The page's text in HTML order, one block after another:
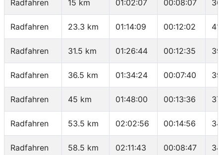
Radfahren 15 km 01:02:07 00:08:07
Radfahren 23.3 km 01:14:09 00:12:02
Radfahren 31.5 km 01:26:44 00:12:35
Radfahren 36.5 km 01:34:24 00:07:40
Radfahren 45 km 01:48:00 00:13:36
Radfahren 53.5 km 02:02:56 00:14:56
Radfahren 58.5 km 02:11:43 00:08:47